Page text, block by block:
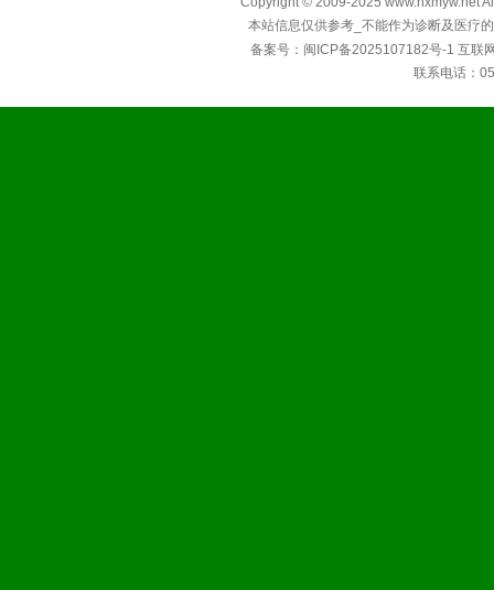
本站信息仅供参考_不能作为诊断及医疗
备案号： 闽ICP备2025107182号-1 互联
联系电话：